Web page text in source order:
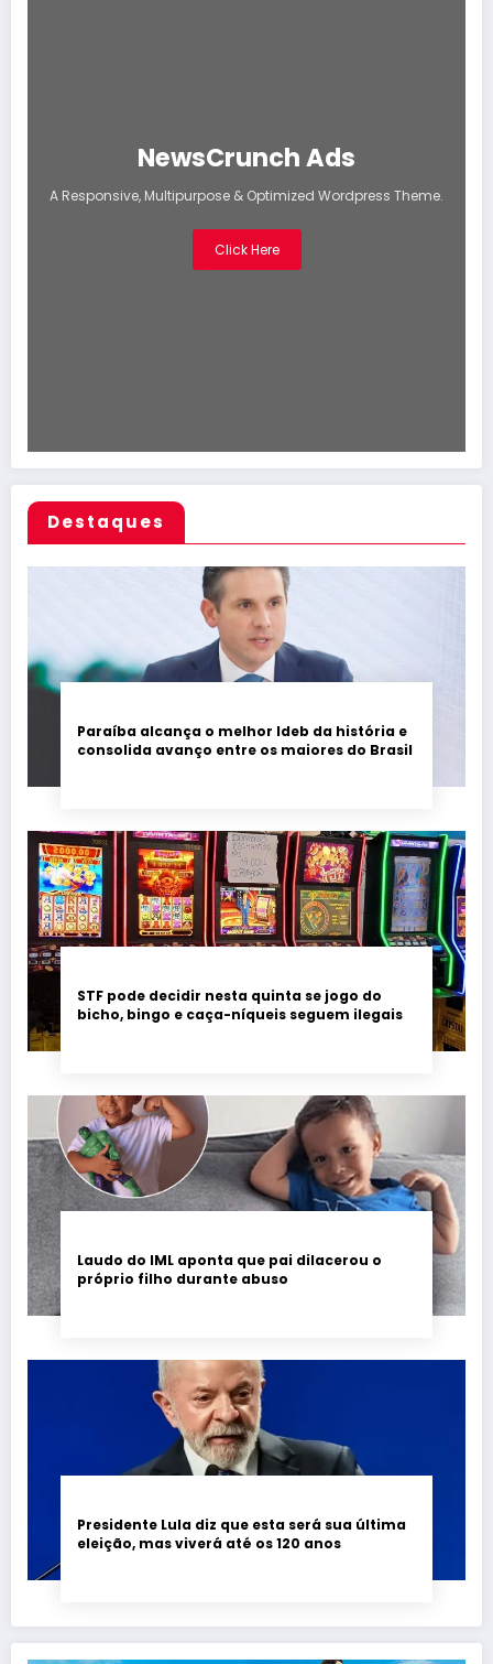
NewsCrunch Ads
A Responsive, Multipurpose & Optimized Wordpress Theme.
Click Here
Destaques
Paraíba alcança o melhor Ideb da história e
consolida avanço entre os maiores do Brasil
STF pode decidir nesta quinta se jogo do
bicho, bingo e caça-níqueis seguem ilegais
Laudo do IML aponta que pai dilacerou o
próprio filho durante abuso
Presidente Lula diz que esta será sua última
eleição, mas viverá até os 120 anos